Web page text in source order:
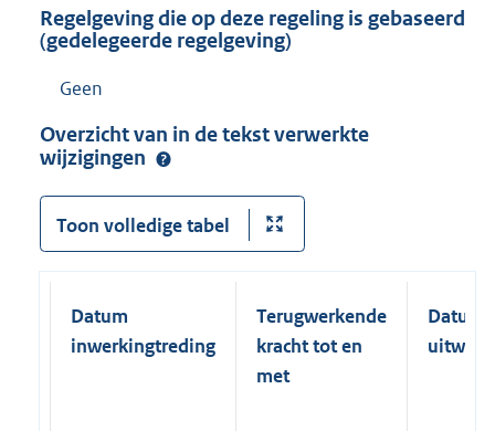
Regelgeving die op deze regeling is gebaseerd
(gedelegeerde regelgeving)
Geen
Overzicht van in de tekst verwerkte
wijzigingen
Toon volledige tabel
Datum
inwerkingtreding
Terugwerkende
kracht tot en
met
Datum